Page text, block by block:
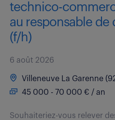
technico-
au responsable
(f/h)
6 août 2026
Villeneuve La Garenne
45 000 - 70 000 € / an
Souhaiteriez-vous relever